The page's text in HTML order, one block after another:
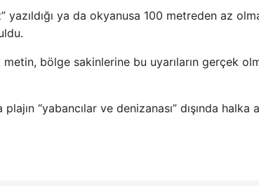
yazıldığı ya da okyanusa 100 metreden az
bölge sakinlerine bu uyarıların gerçek
“yabancılar ve denizanası” dışında halka